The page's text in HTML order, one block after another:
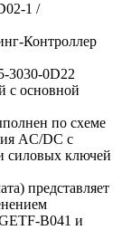
1 /
Контроллер
3030-0D22
с основной
по схеме
AC/DC c
силовых ключей
представляет
B041 и